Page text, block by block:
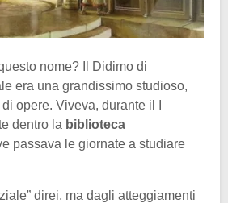
nome? Il Didimo di
era una grandissimo studioso,
opere. Viveva, durante il I
dentro la biblioteca
passava le giornate a studiare
direi, ma dagli atteggiamenti